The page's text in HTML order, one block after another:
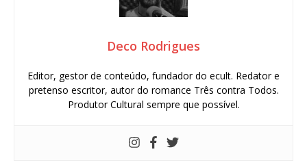
Deco Rodrigues
Editor, gestor de conteúdo, fundador do ecult. Redator e
pretenso escritor, autor do romance Três contra Todos.
Produtor Cultural sempre que possível.